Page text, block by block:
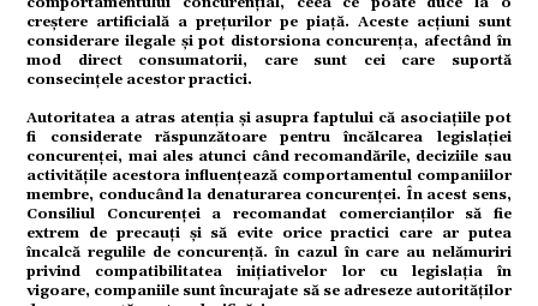
creștere artificială a prețurilor pe piață. Aceste acțiuni sunt
considerare ilegale și pot distorsiona concurența, afectând în
mod direct consumatorii, care sunt cei care suportă
consecințele acestor practici.
Autoritatea a atras atenția și asupra faptului că asociațiile pot
fi considerate răspunzătoare pentru încălcarea legislației
concurenței, mai ales atunci când recomandările, deciziile sau
activitățile acestora influențează comportamentul companiilor
membre, conducând la denaturarea concurenței. În acest sens,
Consiliul Concurenței a recomandat comercianților să fie
extrem de precauți și să evite orice practici care ar putea
încalcă regulile de concurență. în cazul în care au nelămuriri
privind compatibilitatea inițiativelor lor cu legislația în
vigoare, companiile sunt încurajate să se adreseze autorităților